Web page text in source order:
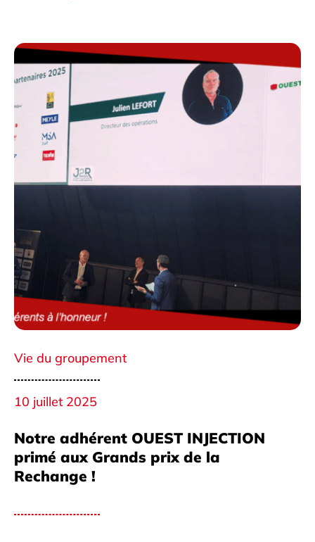
Vie du groupement
10 juillet 2025
Notre adhérent OUEST INJECTION
primé aux Grands prix de la
Rechange !